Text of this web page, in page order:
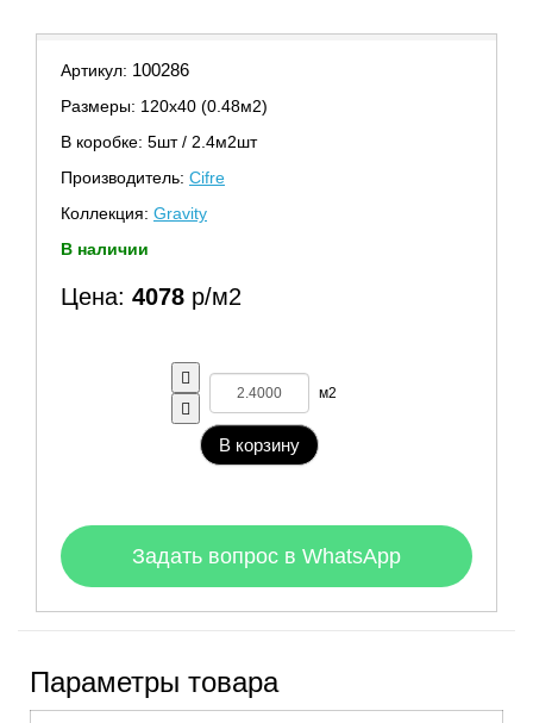
Артикул: 100286
Размеры: 120х40 (0.48м2)
В коробке: 5шт / 2.4м2шт
Производитель: Cifre
Коллекция: Gravity
В наличии
Цена: 4078 р/м2
м2
В корзину
Задать вопрос в WhatsApp
Параметры товара